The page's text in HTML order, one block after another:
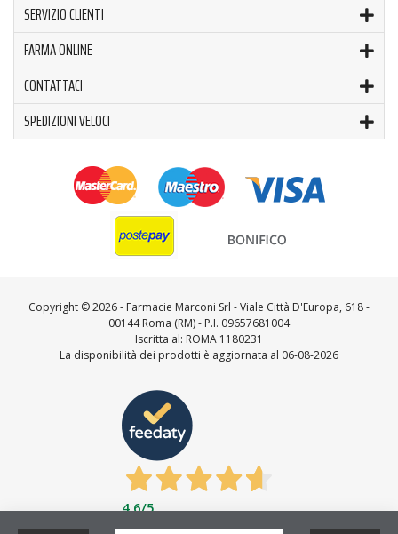
SERVIZIO CLIENTI
FARMA ONLINE
CONTATTACI
SPEDIZIONI VELOCI
Copyright ©2026 - Farmacie Marconi Srl - Viale Città D'Europa, 618 -
00144 Roma (RM) - P.I. 09657681004
Iscritta al: ROMA 1180231
La disponibilità dei prodotti è aggiornata al 06-08-2026
4,6/5
Feedaty4.7/5-23712feedbacks